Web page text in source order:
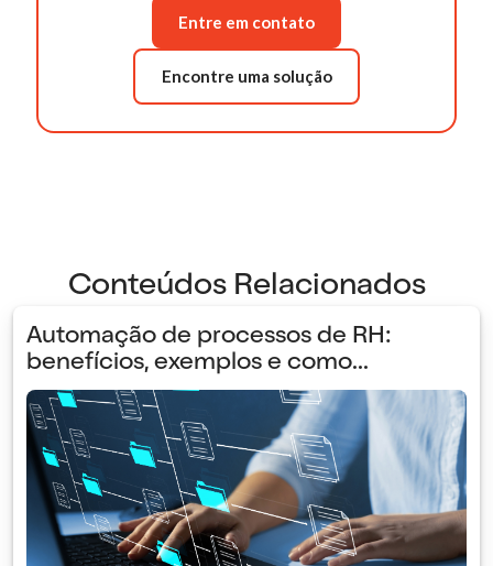
Entre em contato
Encontre uma solução
Conteúdos Relacionados
Automação de processos de RH:
benefícios, exemplos e como...